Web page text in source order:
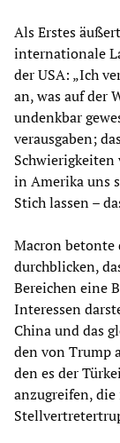
Als Erstes
internationale
der USA: „Ich
an, was auf der
undenkbar
verausgaben;
Schwierigkeiten
in Amerika uns
Stich lassen –
Macron betonte
durchblicken,
Bereichen eine
Interessen
China und das
den von Trump
den es der
anzugreifen,